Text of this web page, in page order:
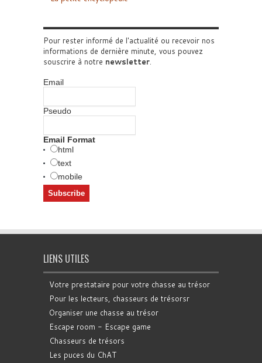
Pour rester informé de l'actualité ou recevoir nos
informations de dernière minute, vous pouvez
souscrire à notre newsletter.
Email
Pseudo
Email Format
html
text
mobile
LIENS UTILES
Votre prestataire pour votre chasse au trésor
Pour les lecteurs, chasseurs de trésorsr
Organiser une chasse au trésor
Escape room - Escape game
Chasseurs de trésors
Les puces du ChAT